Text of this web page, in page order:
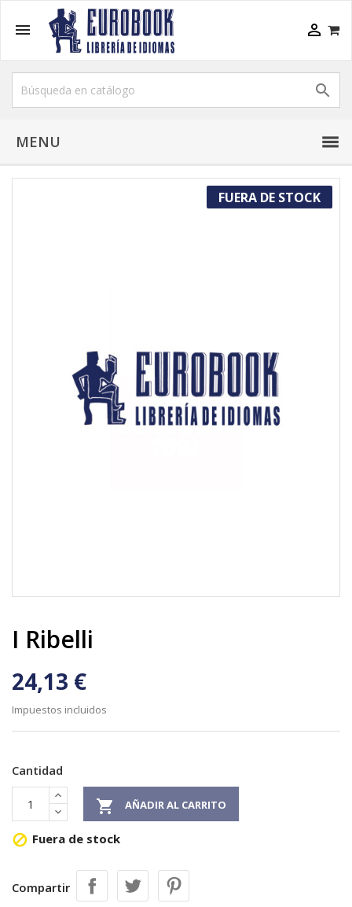
 

MENU
FUERA DE STOCK
I Ribelli
24,13 €
Impuestos incluidos
Cantidad
 AÑADIR AL CARRITO
 Fuera de stock
Compartir